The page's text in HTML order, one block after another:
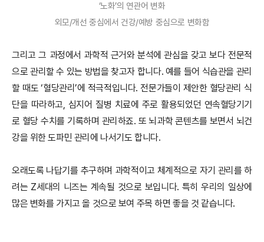
‘노화’의 연관어 변화
외모/개선 중심에서 건강/예방 중심으로 변화함
그리고 그 과정에서 과학적 근거와 분석에 관심을 갖고 보다 전문적
으로 관리할 수 있는 방법을 찾고자 합니다. 예를 들어 식습관을 관리
할 때도 ‘혈당관리’에 적극적입니다. 전문가들이 제안한 혈당관리 식
단을 따라하고, 심지어 질병 치료에 주로 활용되었던 연속혈당기기
로 혈당 수치를 기록하며 관리하죠. 또 뇌과학 콘텐츠를 보면서 뇌건
강을 위한 도파민 관리에 나서기도 합니다.
오래도록 나답기를 추구하며 과학적이고 체계적으로 자기 관리를 하
려는 Z세대의 니즈는 계속될 것으로 보입니다. 특히 우리의 일상에
많은 변화를 가지고 올 것으로 보여 주목 하면 좋을 것 같습니다.